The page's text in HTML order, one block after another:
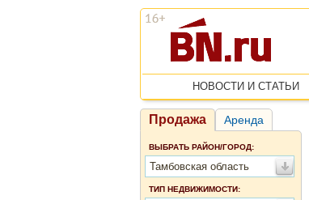
НОВОСТИ И СТАТЬИ
Продажа Аренда
ВЫБРАТЬ РАЙОН/ГОРОД:
Тамбовская область
ТИП НЕДВИЖИМОСТИ: